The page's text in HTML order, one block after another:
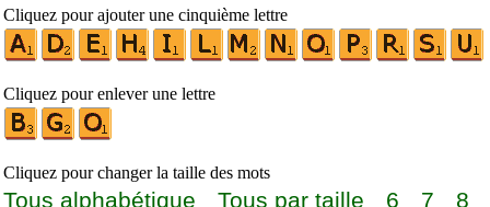
Cliquez pour ajouter une cinquième lettre
Cliquez pour enlever une lettre
Cliquez pour changer la taille des mots
Tous alphabétique Tous par taille 6 7
8